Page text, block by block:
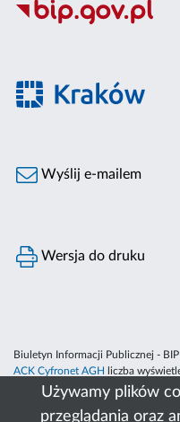
Używamy plików
przeglądania oraz
Wyślij e-mailem
Wersja do druku
Biuletyn Informacji Publicznej -
ACK Cyfronet AGH
liczba